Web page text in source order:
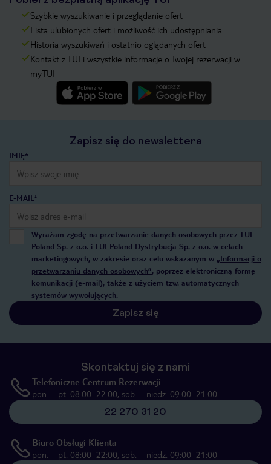
Szybkie wyszukiwanie i przeglądanie ofert
Lista ulubionych ofert i możliwość ich udostępniania
Historia wyszukiwań i ostatnio oglądanych ofert
Kontakt z TUI i wszystkie informacje o Twojej rezerwacji w
myTUI
Zapisz się do newslettera
IMIĘ*
E-MAIL*
Wyrażam zgodę na przetwarzanie danych osobowych przez TUI
Poland Sp. z o.o. i TUI Poland Dystrybucja Sp. z o.o. w celach
marketingowych, w zakresie oraz celu wskazanym w „Informacji o
przetwarzaniu danych osobowych”, poprzez elektroniczną formę
komunikacji (e-mail), także z użyciem tzw. automatycznych
systemów wywołujących.
Zapisz się
Skontaktuj się z nami
Telefoniczne Centrum Rezerwacji
pon. – pt. 08:00–22:00, sob. – niedz. 09:00–21:00
22 270 31 20
Biuro Obsługi Klienta
pon. – pt. 08:00–22:00, sob. – niedz. 09:00–21:00